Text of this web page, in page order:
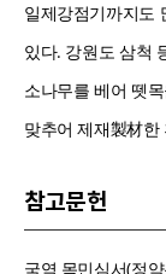
일제강점기까지도
있다. 강원도 삼척
소나무를 베어 뗏
맞추어 제재製材
참고문헌
국역 목민심서(정